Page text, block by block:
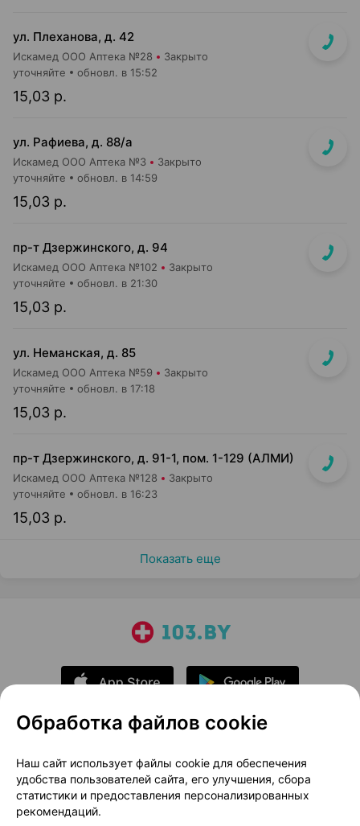
ул. Плеханова, д. 42
Искамед ООО Аптека №28 Закрыто
15,03 р.
уточняйте обновл. в 15:52
ул. Рафиева, д. 88/а
Искамед ООО Аптека №3 Закрыто
15,03 р.
уточняйте обновл. в 14:59
пр-т Дзержинского, д. 94
Искамед ООО Аптека №102 Закрыто
15,03 р.
уточняйте обновл. в 21:30
ул. Неманская, д. 85
Искамед ООО Аптека №59 Закрыто
15,03 р.
уточняйте обновл. в 17:18
пр-т Дзержинского, д. 91-1, пом. 1-129 (АЛМИ)
Искамед ООО Аптека №128 Закрыто
15,03 р.
уточняйте обновл. в 16:23
Показать еще
О проекте
Новости проекта
Размещение рекламы
Медицинский маркетинг
Публичный договор
Доставка
Обработка файлов cookie
Наш сайт использует файлы cookie для обеспечения
удобства пользователей сайта, его улучшения, сбора
статистики и предоставления персонализированных
рекомендаций.